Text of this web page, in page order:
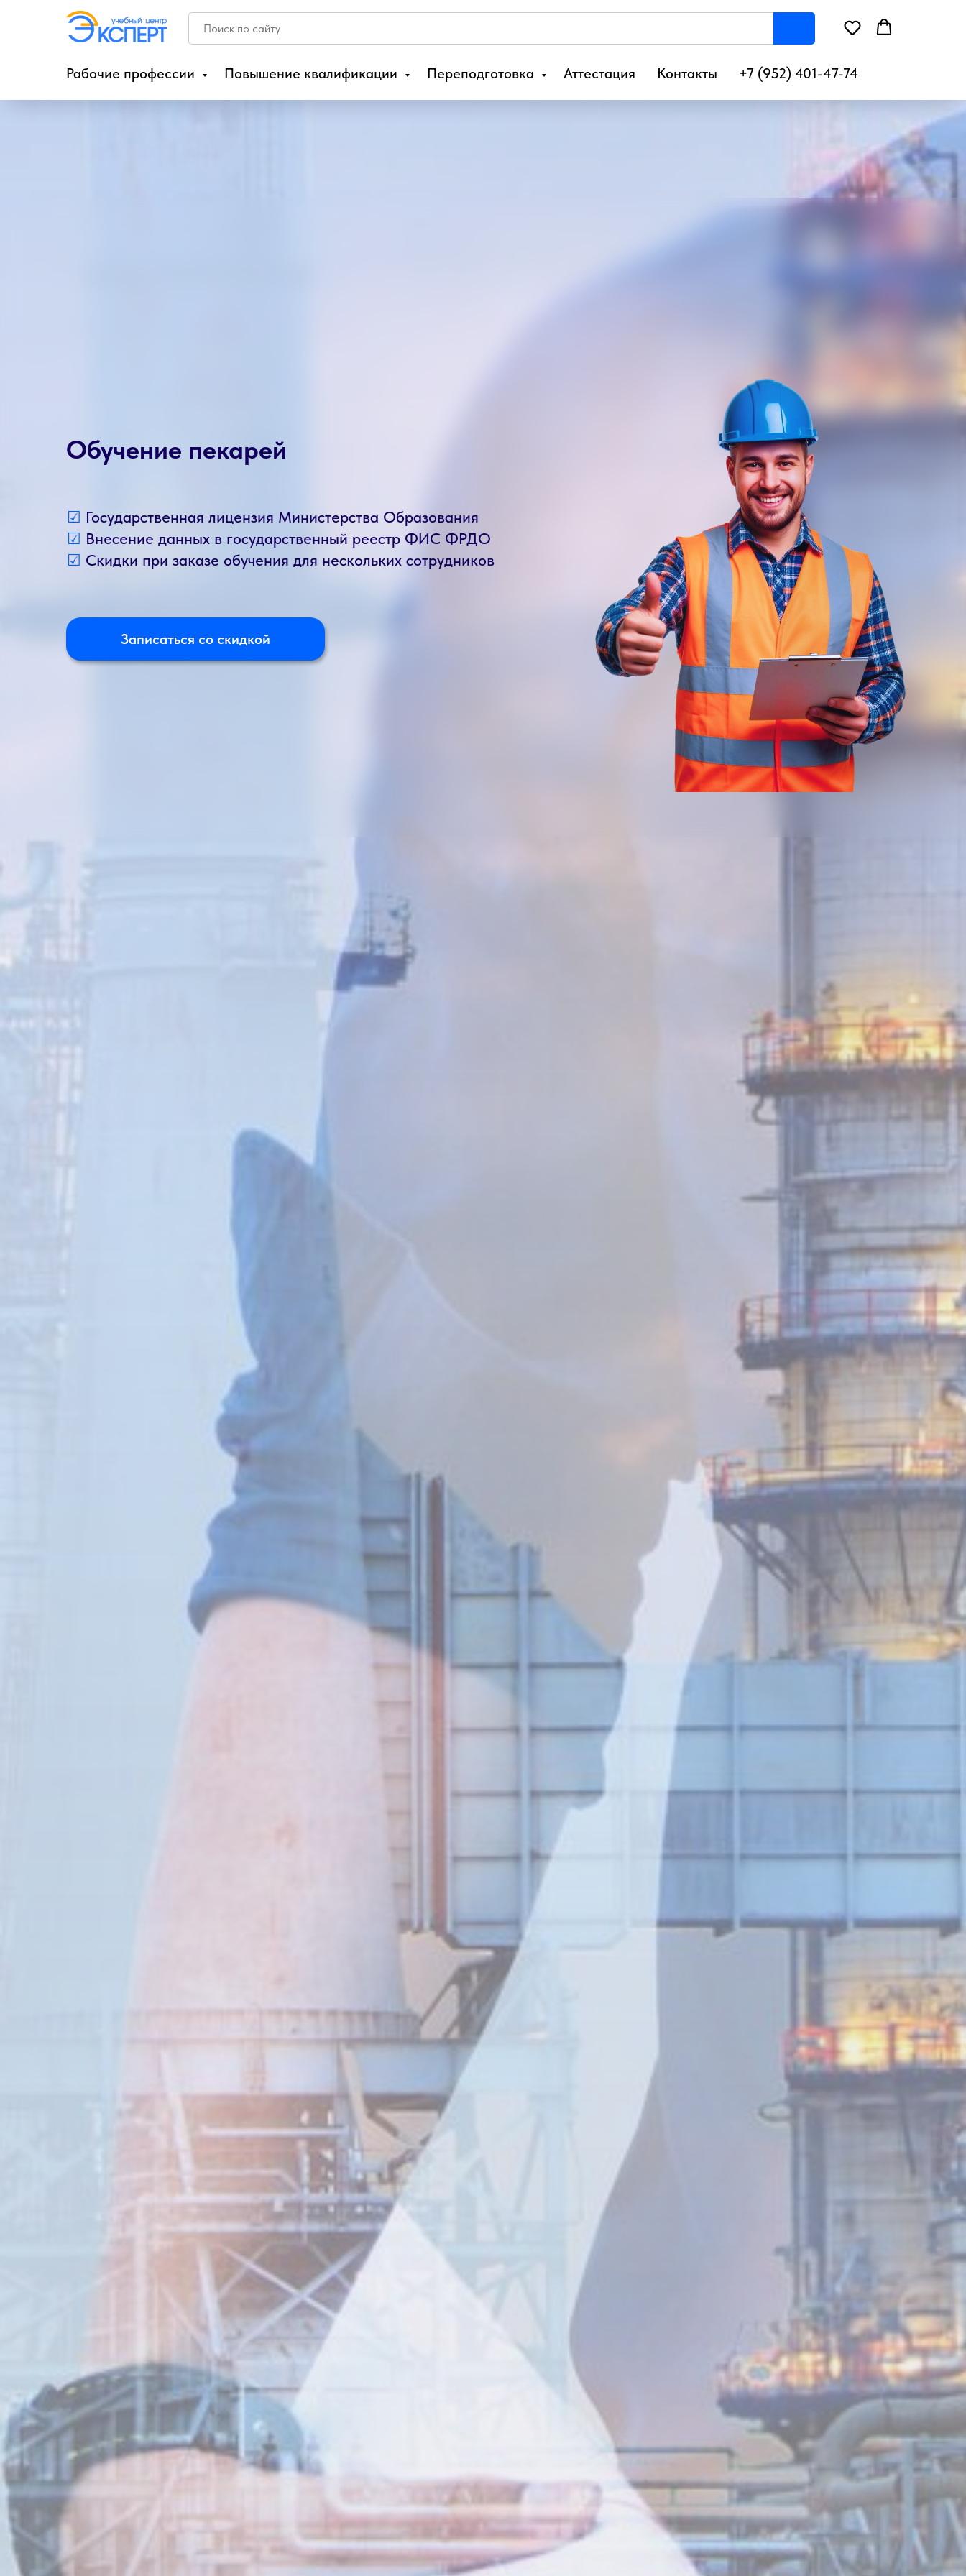
Рабочие профессии Повышение квалификации Переподготовка Аттестация Контакты +7 (952) 401-47-74
Обучение пекарей
☑ Государственная лицензия Министерства Образования
☑ Внесение данных в государственный реестр ФИС ФРДО
☑ Скидки при заказе обучения для нескольких сотрудников
Записаться со скидкой